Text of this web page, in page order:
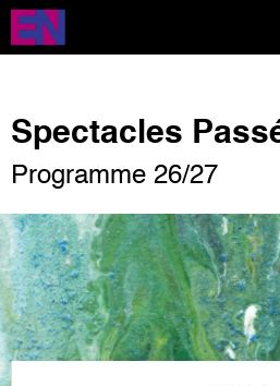
Aller
contenu
Spectacles
Programme 26/27